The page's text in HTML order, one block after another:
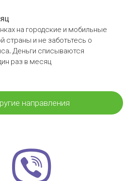
на городские и мобильные
страны и не заботьтесь о
Деньги списываются
раз в месяц
направления